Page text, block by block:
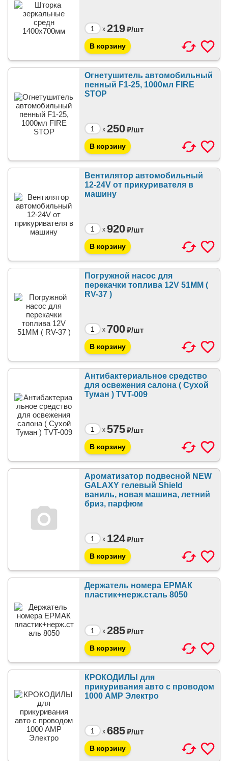
x 219₽/шт
Огнетушитель автомобильный
пенный F1-25, 1000мл FIRE
STOP
x 250₽/шт
Вентилятор автомобильный
12-24V от прикуривателя в
машину
x 920₽/шт
Погружной насос для
перекачки топлива 12V 51ММ (
RV-37 )
x 700₽/шт
Антибактериальное средство
для освежения салона ( Сухой
Туман ) TVT-009
x 575₽/шт
Ароматизатор подвесной NEW
GALAXY гелевый Shield
ваниль, новая машина, летний
бриз, парфюм
x 124₽/шт
Держатель номера ЕРМАК
пластик+нерж.сталь 8050
x 285₽/шт
КРОКОДИЛЫ для
прикуривания авто с проводом
1000 АМР Электро
x 685₽/шт